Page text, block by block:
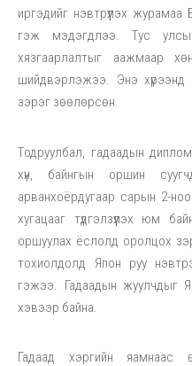
иргэдийг нэвтрүүлэх
гэж мэдэгдлээ. Тус
хязгаарлалтыг аажмаар
шийдвэрлэжээ. Энэ хүрээнд
зэрэг зөөлөрсөн.
Тодруулбал, гадаадын
хүн, байнгын оршин
арванхоёрдугаар сарын 2-
хугацааг түдгэлзүүлэх юм
оршуулах ёслолд оролцох
тохиолдолд Япон руу
гэжээ. Гадаадын жуулчдыг
хэвээр байна.
Гадаад хэргийн яамнаас